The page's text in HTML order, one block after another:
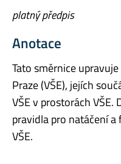
platný předpis
Anotace
Tato směrnice
Praze (VŠE), jejích
VŠE v prostorách
pravidla pro natáčení
VŠE.